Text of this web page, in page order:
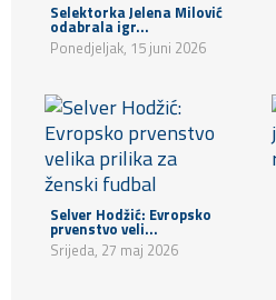
Selektorka Jelena Milović
odabrala igr...
Ponedjeljak, 15 juni 2026
Selver Hodžić: Evropsko
prvenstvo veli...
Srijeda, 27 maj 2026